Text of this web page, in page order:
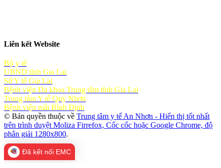
Liên kết Website
Bộ y tế
UBND tỉnh Gia Lai
Sở Y tế Gia Lai
Bệnh viện Đa khoa Trung tâm tỉnh Gia Lai
Trung tâm Y tế Quy Nhơn
Bệnh viện mắt Bình Định
© Bản quyền thuộc về Trung tâm y tế An Nhơn - Hiển thị tốt nhất
trên trình duyệt Moliza Firrefox, Cốc cốc hoặc Google Chrome, độ
phân giải 1280x800.
Đã kết nối EMC